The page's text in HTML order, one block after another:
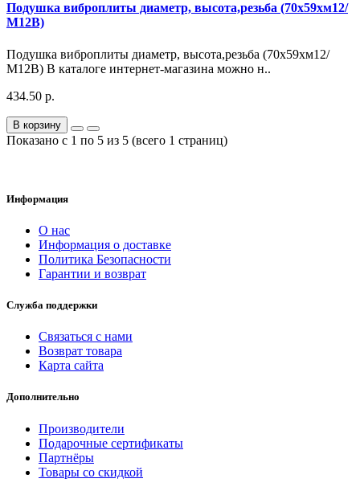
Подушка виброплиты диаметр, высота,резьба (70х59хм12/
М12В)
Подушка виброплиты диаметр, высота,резьба (70х59хм12/
М12В) В каталоге интернет-магазина можно н..
434.50 р.
В корзину
Показано с 1 по 5 из 5 (всего 1 страниц)
Информация
О нас
Информация о доставке
Политика Безопасности
Гарантии и возврат
Служба поддержки
Связаться с нами
Возврат товара
Карта сайта
Дополнительно
Производители
Подарочные сертификаты
Партнёры
Товары со скидкой